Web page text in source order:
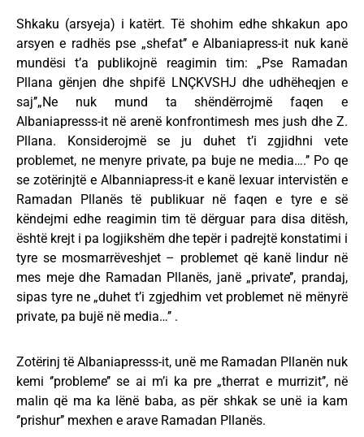
Shkaku (arsyeja) i katërt. Të shohim edhe shkakun apo
arsyen e radhës pse „shefat’’ e Albaniapress-it nuk kanë
mundësi t’a publikojnë reagimin tim: „Pse Ramadan
Pllana gënjen dhe shpifë LNÇKVSHJ dhe udhëheqjen e
saj’’„Ne nuk mund ta shëndërrojmë faqen e
Albaniapresss-it në arenë konfrontimesh mes jush dhe Z.
Pllana. Konsiderojmë se ju duhet t’i zgjidhni vete
problemet, ne menyre private, pa buje ne media….’’ Po qe
se zotërinjtë e Albanniapress-it e kanë lexuar intervistën e
Ramadan Pllanës të publikuar në faqen e tyre e së
këndejmi edhe reagimin tim të dërguar para disa ditësh,
është krejt i pa logjikshëm dhe tepër i padrejtë konstatimi i
tyre se mosmarrëveshjet – problemet që kanë lindur në
mes meje dhe Ramadan Pllanës, janë „private’’, prandaj,
sipas tyre ne „duhet t’i zgjedhim vet problemet në mënyrë
private, pa bujë në media…’’ .
Zotërinj të Albaniapresss-it, unë me Ramadan Pllanën nuk
kemi ‘’probleme’’ se ai m’i ka pre „therrat e murrizit’’, në
malin që ma ka lënë baba, as për shkak se unë ia kam
‘’prishur’’ mexhen e arave Ramadan Pllanës.